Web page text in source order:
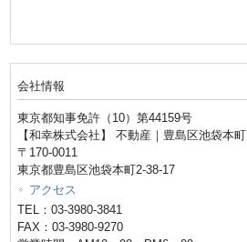
会社情報
東京都知事免許（10）第44159号
【和幸株式会社】 不動産｜豊島区池袋本町
〒170-0011
東京都豊島区池袋本町2-38-17
アクセス
TEL：03-3980-3841
FAX：03-3980-9270